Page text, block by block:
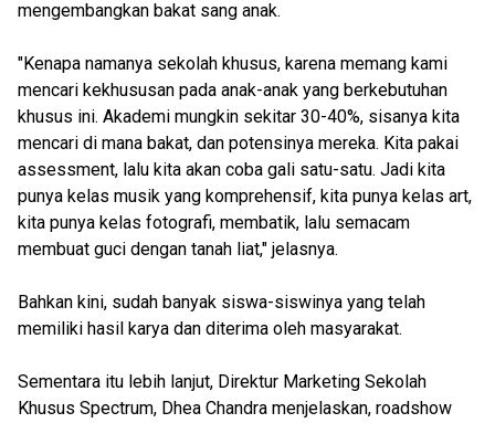
mengembangkan bakat sang anak.
"Kenapa namanya sekolah khusus, karena memang kami
mencari kekhususan pada anak-anak yang berkebutuhan
khusus ini. Akademi mungkin sekitar 30-40%, sisanya kita
mencari di mana bakat, dan potensinya mereka. Kita pakai
assessment, lalu kita akan coba gali satu-satu. Jadi kita
punya kelas musik yang komprehensif, kita punya kelas art,
kita punya kelas fotografi, membatik, lalu semacam
membuat guci dengan tanah liat," jelasnya.
Bahkan kini, sudah banyak siswa-siswinya yang telah
memiliki hasil karya dan diterima oleh masyarakat.
Sementara itu lebih lanjut, Direktur Marketing Sekolah
Khusus Spectrum, Dhea Chandra menjelaskan, roadshow